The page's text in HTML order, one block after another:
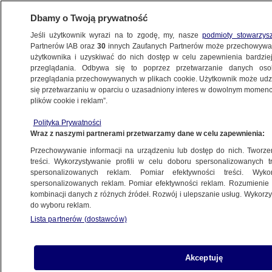
WŁADIMIR PUTIN
Ksenia Szojgu, celebrytka zakochana
w blogerze fitness. Kim jest i jak żyje
córka rosyjskiego ministra obrony?
KULTURA I STYL
Luksusy w posiadłościach
Medwedczuka i jego żony. Policja
pokazuje nagrania
"To kobiety, które mają wpływ na to,
Dbamy o Twoją prywatność
Jeśli użytkownik wyrazi na to zgodę, my, naszepodmioty
Partnerów IAB oraz30 innych Zaufanych Partnerów może
użytkownika i uzyskiwać do nich dostęp w celu zapewnienia
przeglądania. Odbywa się to poprzez przetwarzanie danych
przeglądania przechowywanych w plikach cookie. Użytkownik może
się przetwarzaniu w oparciu o uzasadniony interes w dowolnym
plików cookie i reklam”.
Polityka Prywatności
Wraz z naszymi partnerami przetwarzamy dane w celu zapewnienia:
Przechowywanie informacji na urządzeniu lub dostęp do nich.
treści. Wykorzystywanie profili w celu doboru spersonalizowanych
spersonalizowanych reklam. Pomiar efektywności treści.
spersonalizowanych reklam. Pomiar efektywności reklam.
kombinacji danych z różnych źródeł. Rozwój i ulepszanie usług.
do wyboru reklam.
Lista partnerów (dostawców)
Akceptuję